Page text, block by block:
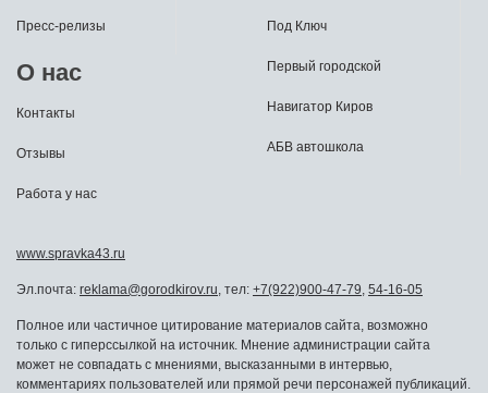
Пресс-релизы
О нас
Контакты
Отзывы
Работа у нас
Под Ключ
Первый городской
Навигатор Киров
АБВ автошкола
www.spravka43.ru
Эл.почта: reklama@gorodkirov.ru , тел: +7(922)900-47-79 54-16-05
Полное или частичное цитирование материалов сайта, возможно
только с гиперссылкой на источник. Мнение администрации сайта
может не совпадать с мнениями, высказанными в интервью,
комментариях пользователей или прямой речи персонажей публикаций.